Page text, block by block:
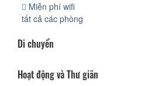
Miễn phí wifi
tất cả các phòng
Di chuyển
Hoạt động và Thư giãn